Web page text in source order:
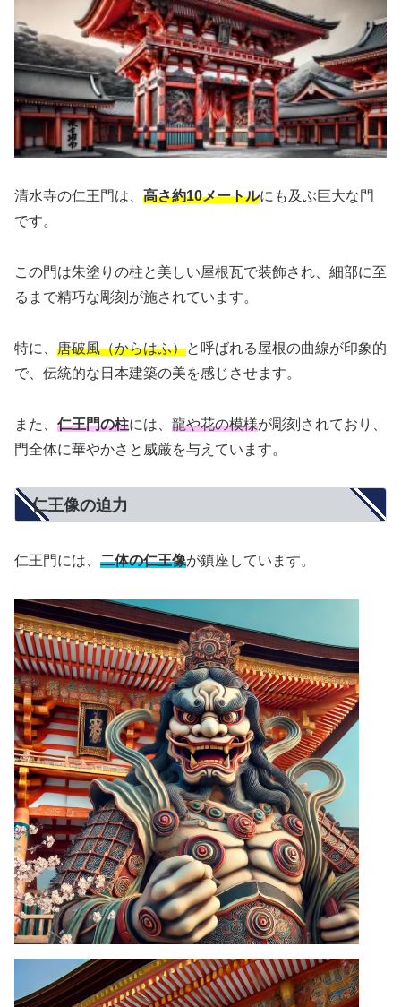
清水寺の仁王門は、 高さ約10メートルにも及ぶ巨大な門
です。
この門は朱塗りの柱と美しい屋根瓦で装飾され、細部に至
るまで精巧な彫刻が施されています。
特に、 唐破風（からはふ）と呼ばれる屋根の曲線が印象的
で、伝統的な日本建築の美を感じさせます。
また、 仁王門の柱には、 龍や花の模様が彫刻されており、
門全体に華やかさと威厳を与えています。
仁王像の迫力
仁王門には、 二体の仁王像が鎮座しています。